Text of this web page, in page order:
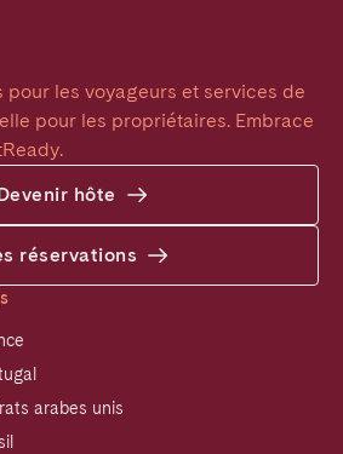
pour les voyageurs et services de
pour les propriétaires. Embrace
hôte
réservations
arabes unis